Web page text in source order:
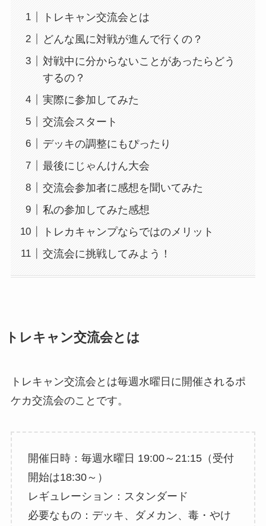
トレキャン交流会とは
どんな風に対戦が進んで行くの？
対戦中に分からないことがあったらどう
するの？
実際に参加してみた
交流会スタート
デッキの調整にもぴったり
最後にじゃんけん大会
交流会参加者に感想を聞いてみた
私の参加してみた感想
トレカキャンプならではのメリット
交流会に挑戦してみよう！
トレキャン交流会とは
トレキャン交流会とは毎週水曜日に開催されるポ
ケカ交流会のことです。
開催日時：毎週水曜日 19:00～21:15（受付
開始は18:30～）
レギュレーション：スタンダード
必要なもの：デッキ、ダメカン、毒・やけ